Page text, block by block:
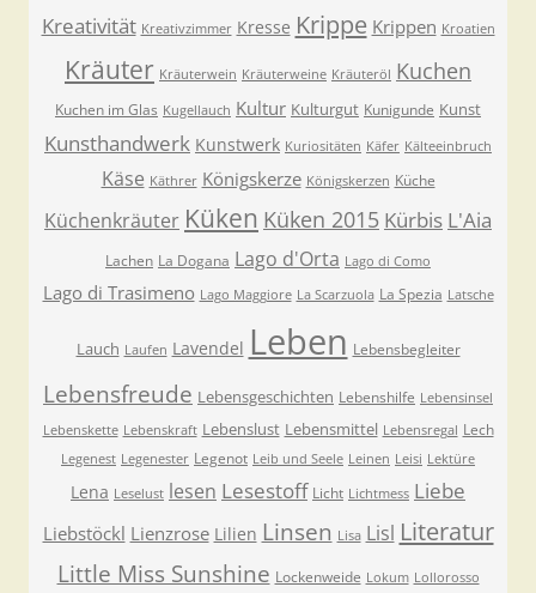
Kreativität Kreativzimmer Kresse Krippe Krippen Kroatien
Kräuter Kräuterwein Kräuterweine Kräuteröl Kuchen
Kuchen im Glas Kugellauch Kultur Kulturgut Kunigunde Kunst
Kunsthandwerk Kunstwerk Kuriositäten Käfer Kälteeinbruch
Käse Käthrer Königskerze Königskerzen Küche
Küchenkräuter Küken Küken 2015 Kürbis L'Aia
Lachen La Dogana Lago d'Orta Lago di Como
Lago di Trasimeno Lago Maggiore La Scarzuola La Spezia Latsche
Lauch Laufen Lavendel Leben Lebensbegleiter
Lebensfreude Lebensgeschichten Lebenshilfe Lebensinsel
Lebenskette Lebenskraft Lebenslust Lebensmittel Lebensregal Lech
Legenest Legenester Legenot Leib und Seele Leinen Leisi Lektüre
Lena Leselust lesen Lesestoff Licht Lichtmess Liebe
Liebstöckl Lienzrose Lilien Linsen Lisa Lisl Literatur
Little Miss Sunshine Lockenweide Lokum Lollorosso